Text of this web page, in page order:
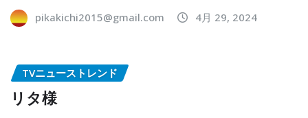
pikakichi2015@gmail.com 4月 29, 2024
TVニューストレンド
リタ様